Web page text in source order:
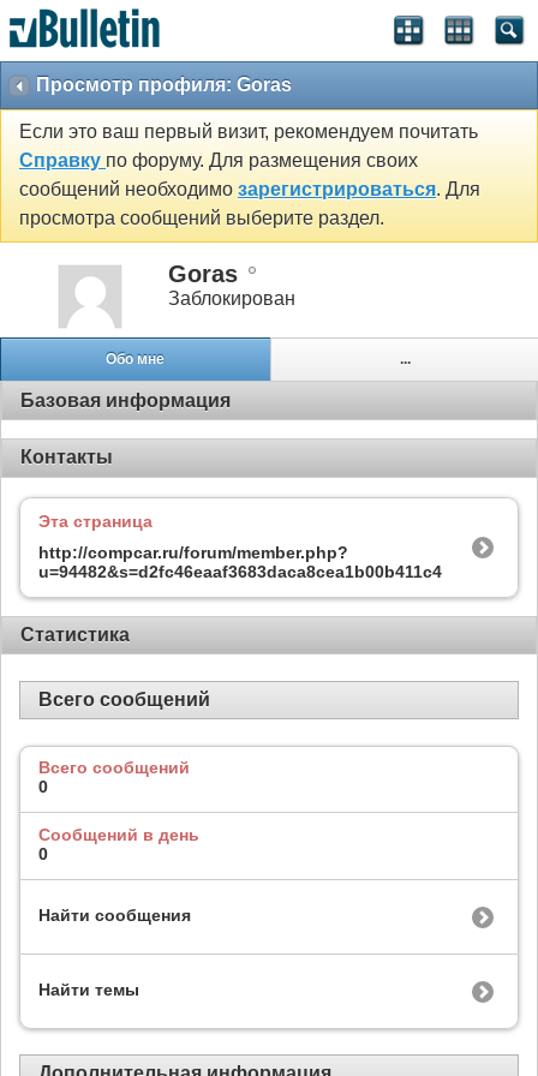
Просмотр профиля: Goras
Если это ваш первый визит, рекомендуем почитать
Справку по форуму. Для размещения своих
сообщений необходимо зарегистрироваться. Для
просмотра сообщений выберите раздел.
Goras
Заблокирован
Обо мне ...
Базовая информация
Контакты
Эта страница
http://compcar.ru/forum/member.php?
u=94482&s=d2fc46eaaf3683daca8cea1b00b411c4
Статистика
Всего сообщений
Всего сообщений
0
Сообщений в день
0
Найти сообщения
Найти темы